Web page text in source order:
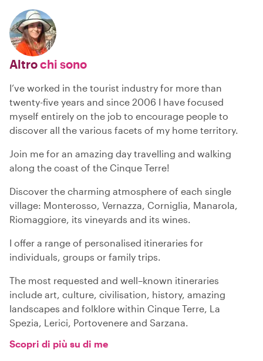
Altrochi sono
I’ve worked in the tourist industry for more than
twenty-five years and since 2006 I have focused
myself entirely on the job to encourage people to
discover all the various facets of my home territory.
Join me for an amazing day travelling and walking
along the coast of the Cinque Terre!
Discover the charming atmosphere of each single
village: Monterosso, Vernazza, Corniglia, Manarola,
Riomaggiore, its vineyards and its wines.
I offer a range of personalised itineraries for
individuals, groups or family trips.
The most requested and well–known itineraries
include art, culture, civilisation, history, amazing
landscapes and folklore within Cinque Terre, La
Spezia, Lerici, Portovenere and Sarzana.
Scopri di più su di me